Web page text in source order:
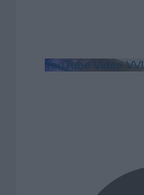
YouTube Video